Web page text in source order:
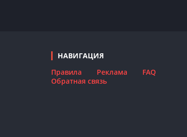
НАВИГАЦИЯ
Правила
Реклама
FAQ
Обратная связь